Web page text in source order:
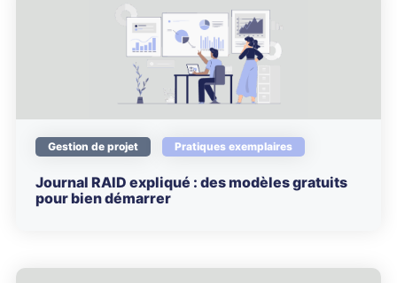
Gestion de projet Pratiques exemplaires
Journal RAID expliqué : des modèles gratuits
pour bien démarrer